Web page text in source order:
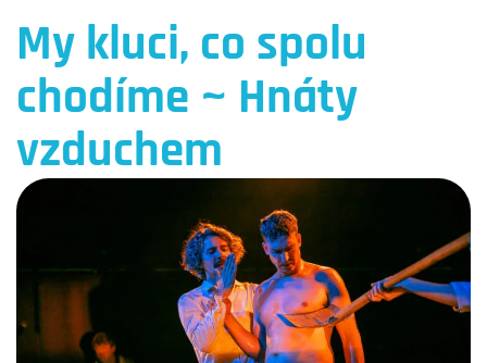
My kluci, co spolu
chodíme ~ Hnáty
vzduchem